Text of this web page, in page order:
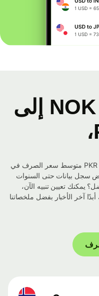
المخطط من NOK إلى
يستخدم مخططنا التفاعلي من NOK إلى PKR متوسط ​​سعر الصرف في
بيانات حتى السنوات
تعيين تنبيه الآن،
آخر الأخبار بفضل ملخصاتنا